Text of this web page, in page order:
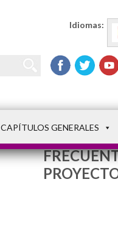
Idiomas:
CAPÍTULOS GENERALES